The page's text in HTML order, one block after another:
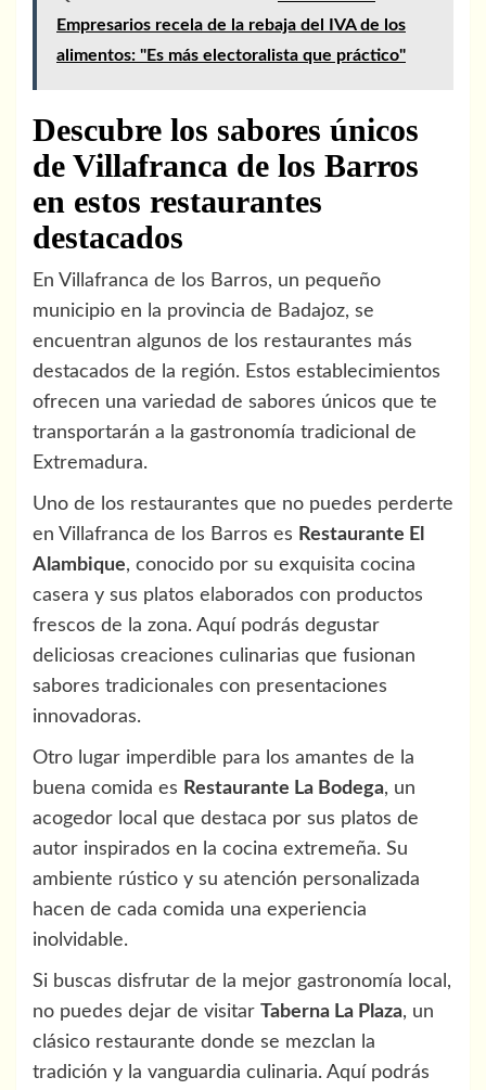
Empresarios recela de la rebaja del IVA de los
alimentos: "Es más electoralista que práctico"
Descubre los sabores únicos
de Villafranca de los Barros
en estos restaurantes
destacados
En Villafranca de los Barros, un pequeño
municipio en la provincia de Badajoz, se
encuentran algunos de los restaurantes más
destacados de la región. Estos establecimientos
ofrecen una variedad de sabores únicos que te
transportarán a la gastronomía tradicional de
Extremadura.
Uno de los restaurantes que no puedes perderte
en Villafranca de los Barros es Restaurante El
Alambique, conocido por su exquisita cocina
casera y sus platos elaborados con productos
frescos de la zona. Aquí podrás degustar
deliciosas creaciones culinarias que fusionan
sabores tradicionales con presentaciones
innovadoras.
Otro lugar imperdible para los amantes de la
buena comida es Restaurante La Bodega, un
acogedor local que destaca por sus platos de
autor inspirados en la cocina extremeña. Su
ambiente rústico y su atención personalizada
hacen de cada comida una experiencia
inolvidable.
Si buscas disfrutar de la mejor gastronomía local,
no puedes dejar de visitar Taberna La Plaza, un
clásico restaurante donde se mezclan la
tradición y la vanguardia culinaria. Aquí podrás